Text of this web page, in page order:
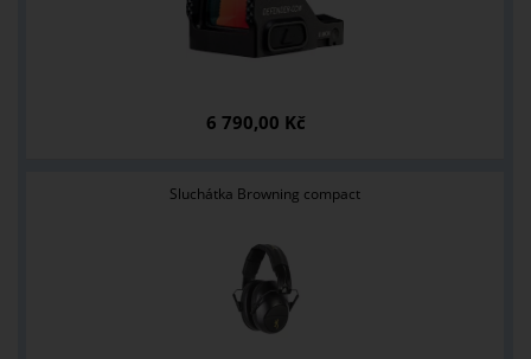
6 790,00 Kč
Sluchátka Browning compact